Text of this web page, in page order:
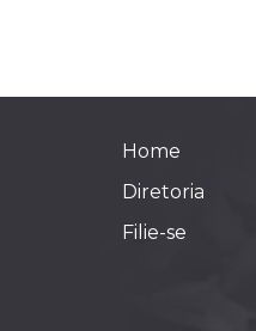
Home
Diretoria
Filie-se